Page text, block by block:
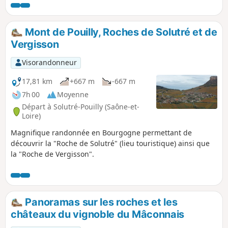
touristique. Il n'est plus possible de garer son véhicule sur
le parking de départ de la balade. Il y a d'autres possibilités
au dessus.
Mont de Pouilly, Roches de Solutré et de
Vergisson
Visorandonneur
17,81 km
+667 m
-667 m
7h 00
Moyenne
Départ à Solutré-Pouilly (Saône-et-
Loire)
Magnifique randonnée en Bourgogne permettant de
découvrir la "Roche de Solutré" (lieu touristique) ainsi que
la "Roche de Vergisson".
Panoramas sur les roches et les
châteaux du vignoble du Mâconnais